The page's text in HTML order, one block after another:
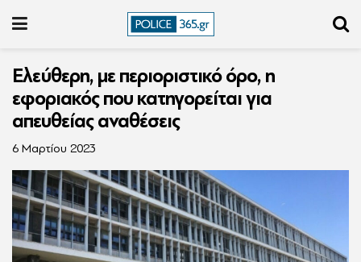
Ελεύθερη, με περιοριστικό όρο, η
εφοριακός που κατηγορείται για
απευθείας αναθέσεις
6 Μαρτίου 2023